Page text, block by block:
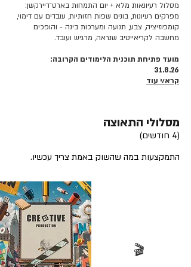
מסלול רעיונאות מלא + יום התמחות בארט־דיירקשן:
מפרקים רעיונות, בונים שפות חזותיות, עובדים עם דימוי,
קומפוזיציה, צבע, תנועה ומערכות בינה - והופכים
מחשבה לקריאייטיב שנראה, מרגיש ועובד.
מועד פתיחת תוכנית הלימודים הקרובה:
31.8.26
קרא/י עוד
מסלולי התאוצה
(4 חודשים)
התמקצעות במה שהשוק באמת צריך עכשיו.
🎬